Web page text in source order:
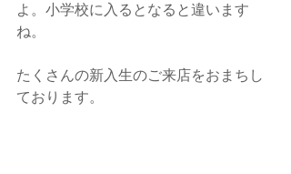
よ。小学校に入るとなると違います
ね。
たくさんの新入生のご来店をおまちし
ております。